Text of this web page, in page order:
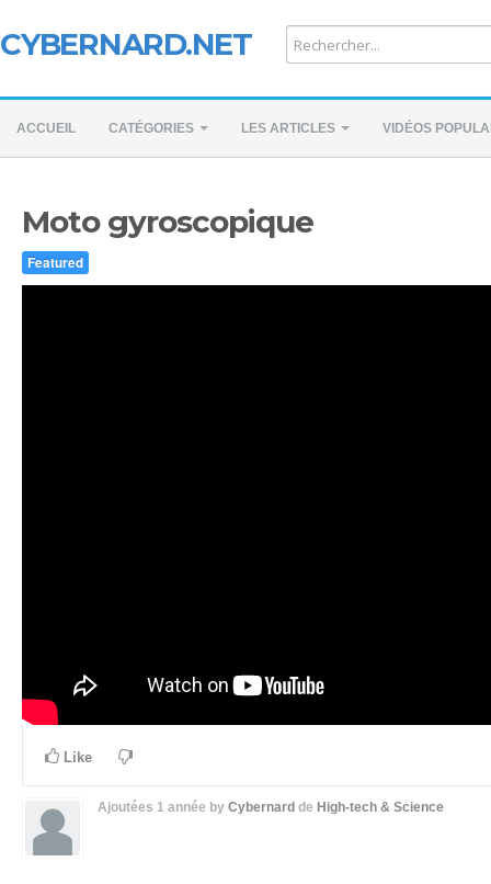
CYBERNARD.NET
ACCUEIL CATÉGORIES LES ARTICLES VIDÉOS
Moto gyroscopique
Featured
Like
Ajoutées 1 année by Cybernard de High-tech & Science